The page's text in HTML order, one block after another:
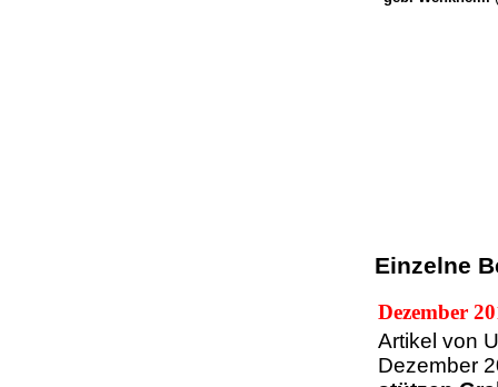
Einzelne
Dezember
Artikel von
Dezember